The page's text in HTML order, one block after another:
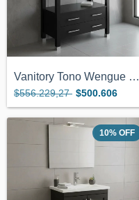
Vanitory Tono Wengue De 82x38cm 4 Cajone...
$556.229,27 $500.606
10% OFF